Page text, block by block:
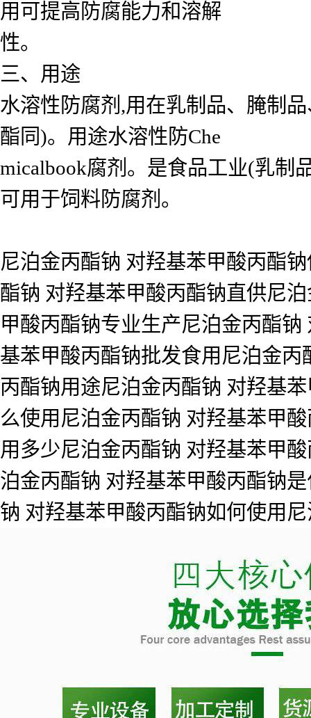
用可提高防腐能力和溶解
性。
三、用途
水溶性防腐剂,用在乳制品、腌制
酯同)。用途水溶性防Che
micalbook腐剂。是食品工业(乳制
可用于饲料防腐剂。
尼泊金丙酯钠 对羟基苯甲酸丙酯
酯钠 对羟基苯甲酸丙酯钠直供尼
甲酸丙酯钠专业生产尼泊金丙酯
基苯甲酸丙酯钠批发食用尼泊金
丙酯钠用途尼泊金丙酯钠 对羟基
么使用尼泊金丙酯钠 对羟基苯甲
用多少尼泊金丙酯钠 对羟基苯甲
泊金丙酯钠 对羟基苯甲酸丙酯钠
钠 对羟基苯甲酸丙酯钠如何使用